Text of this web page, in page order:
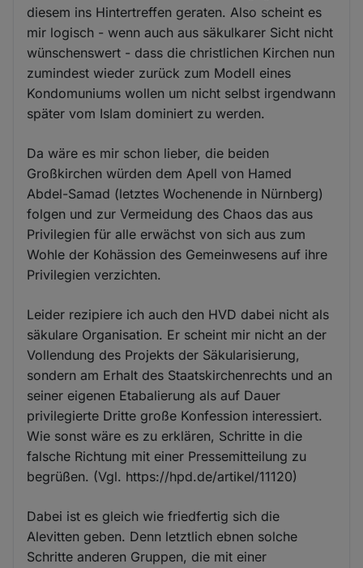
diesem ins Hintertreffen geraten. Also scheint es
mir logisch - wenn auch aus säkulkarer Sicht nicht
wünschenswert - dass die christlichen Kirchen nun
zumindest wieder zurück zum Modell eines
Kondomuniums wollen um nicht selbst irgendwann
später vom Islam dominiert zu werden.
Da wäre es mir schon lieber, die beiden
Großkirchen würden dem Apell von Hamed
Abdel-Samad (letztes Wochenende in Nürnberg)
folgen und zur Vermeidung des Chaos das aus
Privilegien für alle erwächst von sich aus zum
Wohle der Kohässion des Gemeinwesens auf ihre
Privilegien verzichten.
Leider rezipiere ich auch den HVD dabei nicht als
säkulare Organisation. Er scheint mir nicht an der
Vollendung des Projekts der Säkularisierung,
sondern am Erhalt des Staatskirchenrechts und an
seiner eigenen Etabalierung als auf Dauer
privilegierte Dritte große Konfession interessiert.
Wie sonst wäre es zu erklären, Schritte in die
falsche Richtung mit einer Pressemitteilung zu
begrüßen. (Vgl. https://hpd.de/artikel/11120)
Dabei ist es gleich wie friedfertig sich die
Alevitten geben. Denn letztlich ebnen solche
Schritte anderen Gruppen, die mit einer